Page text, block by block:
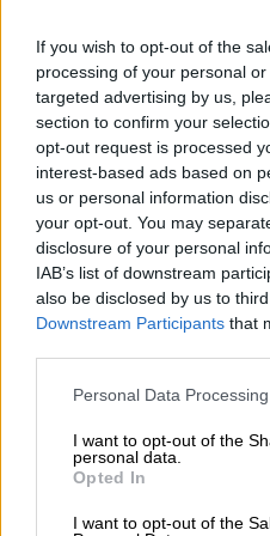
If you wish to opt-out of the
processing of your personal
targeted advertising by us,
section to confirm your
opt-out request is processed
interest-based ads based on
us or personal information
your opt-out. You may
disclosure of your personal
IAB’s list of downstream
also be disclosed by us to
Downstream Participants that
Please note that this website/
not limited to your visit or
grant or deny consent to
use your data for below
consent section.
Personal Data
I want to opt-out of the
personal data.
Opted In
I want to opt-out of the
ΔΙΑΒΑΣΤΕ ΕΠΙΣΗΣ
Κόσμος|13.02.2025
Έλον Μασκ: Έβαλε
κονδύλι 25.000
για τη στήριξη
στην Ελλάδα
Ένα άρωμα,
ραντεβού σε σπα, μια
ή μια βραδιά στον
ακολουθούν μ’ αυτή
δημοσκόπηση.
Τα λουλούδια